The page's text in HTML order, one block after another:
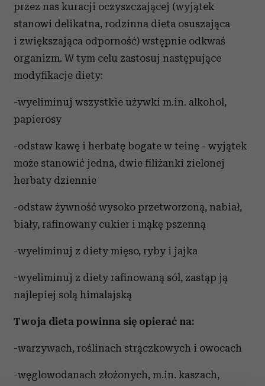
przez nas kuracji oczyszczającej (wyjątek
stanowi delikatna, rodzinna dieta osuszająca
i zwiększająca odporność) wstępnie odkwaś
organizm. W tym celu zastosuj następujące
modyfikacje diety:
-wyeliminuj wszystkie używki m.in. alkohol,
papierosy
-odstaw kawę i herbatę bogate w teinę - wyjątek
może stanowić jedna, dwie filiżanki zielonej
herbaty dziennie
-odstaw żywność wysoko przetworzoną, nabiał,
biały, rafinowany cukier i mąkę pszenną
-wyeliminuj z diety mięso, ryby i jajka
-wyeliminuj z diety rafinowaną sól, zastąp ją
najlepiej solą himalajską
Twoja dieta powinna się opierać na:
-warzywach, roślinach strączkowych i owocach
-węglowodanach złożonych, m.in. kaszach,